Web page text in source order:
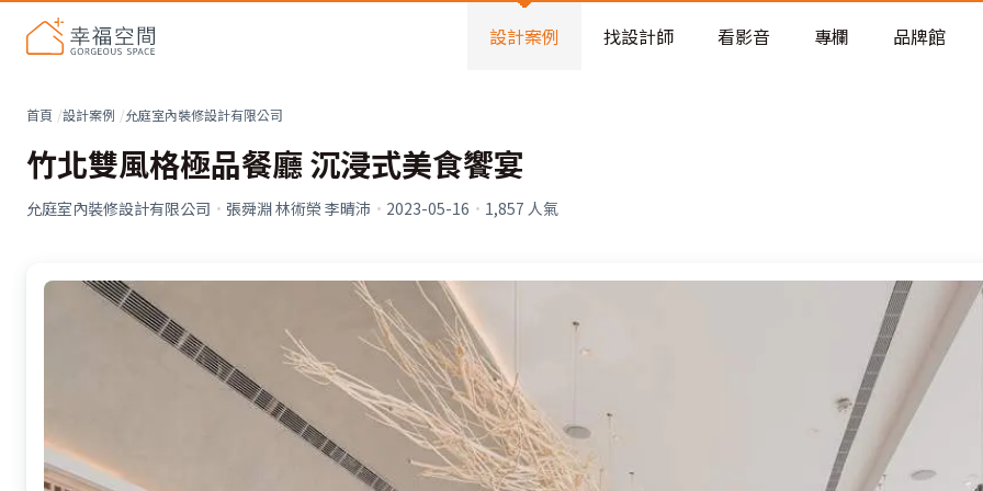
看不見的居家風險和翻新關鍵
老屋預算分配與高 CP 值煥新術
設計案例 找設計師 看影音 專欄 品牌館
首頁 設計案例 允庭室內裝修設計有限公司
竹北雙風格極品餐廳 沉浸式美食饗宴
允庭室內裝修設計有限公司 · 張舜淵 林術榮 李晴沛 · 2023-05-16 · 1,857 人氣